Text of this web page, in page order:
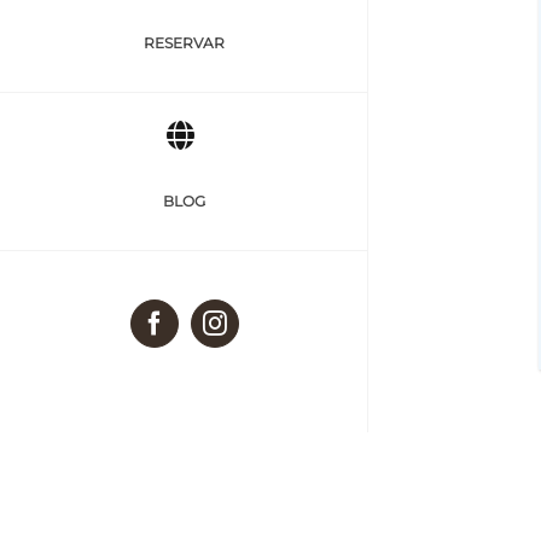
RESERVAR
BLOG
FacebookInstagram